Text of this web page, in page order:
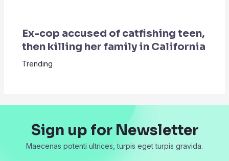
Ex-cop accused of catfishing teen,
then killing her family in California
Trending
Sign up for Newsletter
Maecenas potenti ultrices, turpis eget turpis gravida.